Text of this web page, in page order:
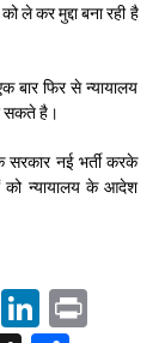
ले कर मुद्दा बना रही है
बार फिर से न्यायालय
सकते है।
सरकार नई भर्ती करके
को न्यायालय के आदेश